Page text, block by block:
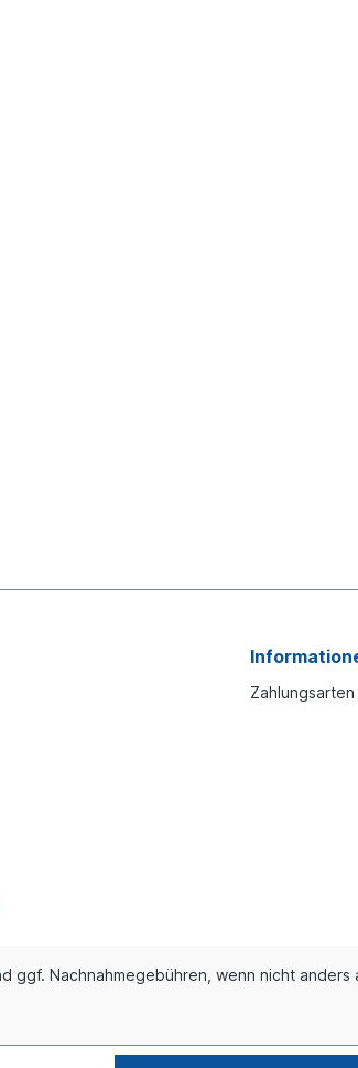
Zahlungsarten
ggf. Nachnahmegebühren, wenn nicht anders